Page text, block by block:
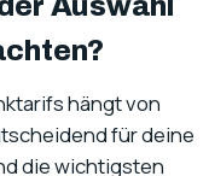
hängt von
für deine
die wichtigsten